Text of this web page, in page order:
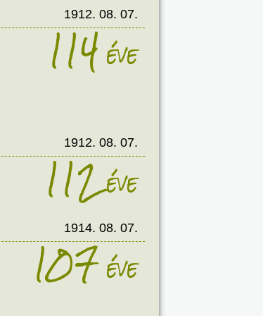
1912. 08. 07.
114éve
1912. 08. 07.
112éve
1914. 08. 07.
107éve